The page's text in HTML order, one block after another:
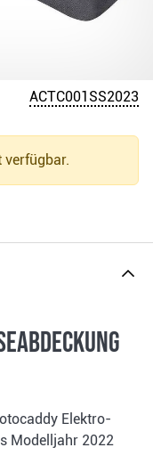
ACTC001SS2023
verfügbar.
Elektro-
Modelljahr 2022